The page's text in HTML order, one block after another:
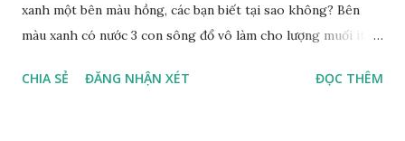
xanh một bên màu hồng, các bạn biết tại sao không? Bên
màu xanh có nước 3 con sông đổ vô làm cho lượng muối ít,
biển, nhiều sinh vật thích muối sống ở đây, tạo nên màu
CHIA SẺ ĐĂNG NHẬN XÉT ĐỌC THÊM